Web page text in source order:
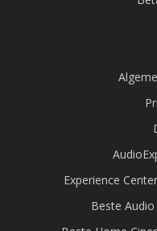
Experience
Beste